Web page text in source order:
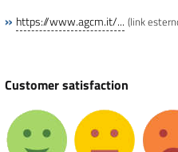
» https://www.agcm.it/... (link
Customer satisfaction